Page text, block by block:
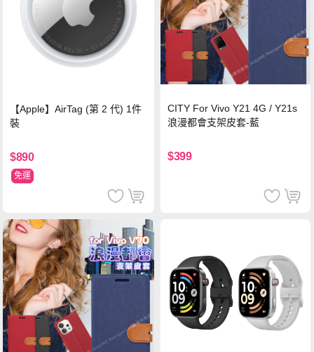
【Apple】AirTag (第 2 代) 1件
裝
$890
免運
CITY For Vivo Y21 4G / Y21s
浪漫都會支架皮套-藍
$399